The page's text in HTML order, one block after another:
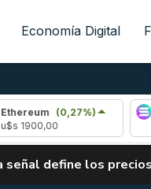
Economía Digital
(0,27%)
Solana
señal define los